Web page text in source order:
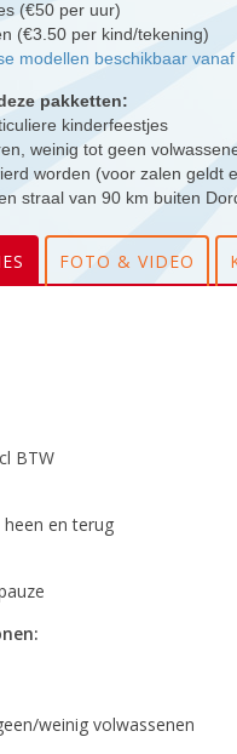
(€50 per uur)
(€3.50 per kind/tekening)
modellen beschikbaar
pakketten:
kinderfeestjes
weinig tot geen
worden (voor zalen geldt
straal van 90 km buiten
FOTO & VIDEO
BTW
en terug
weinig volwassenen